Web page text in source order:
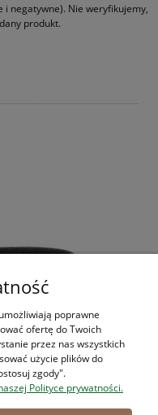
i negatywne). Nie weryfikujemy,
produkt.
cm PRIMELINE,
poprawne
ofertę do Twoich
przez nas wszystkich
użycie plików do
zgody".
Polityce prywatności.